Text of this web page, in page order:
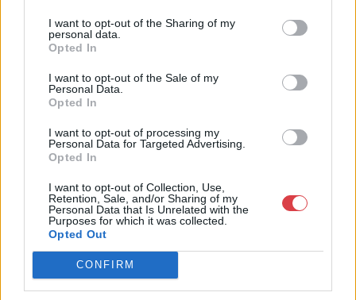
I want to opt-out of the Sharing of my
personal data.
Opted In
I want to opt-out of the Sale of my
Personal Data.
Opted In
I want to opt-out of processing my
Personal Data for Targeted Advertising.
Opted In
I want to opt-out of Collection, Use,
Retention, Sale, and/or Sharing of my
Personal Data that Is Unrelated with the
Purposes for which it was collected.
Opted Out
CONFIRM
és árverési központtá vált. . Hazánk legnagyobb
műkereskedelmi üzlethálózatával rendelkező BÁV ZRt.
felkészült munkatársai a hét hat napján állnak a műtárgyat
eladni, vagy venni kívánók rendelkezésére.
GALÉRIA TOVÁBBI MŰTÁRGYAI
KAPCSOLÓDÓ MŰTÁRGYAK